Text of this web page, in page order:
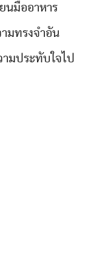
นมื้ออาหาร
มทรงจำอัน
มประทับใจไป